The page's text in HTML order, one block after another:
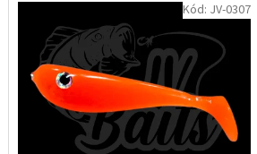
Kód: JV-0307